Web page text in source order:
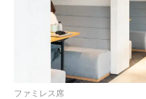
ファミレス席